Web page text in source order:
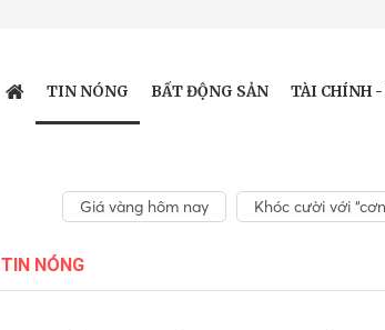
TIN NÓNG BẤT ĐỘNG SẢN TÀI CHÍNH -
Giá vàng hôm nay Khóc cười với
TIN NÓNG